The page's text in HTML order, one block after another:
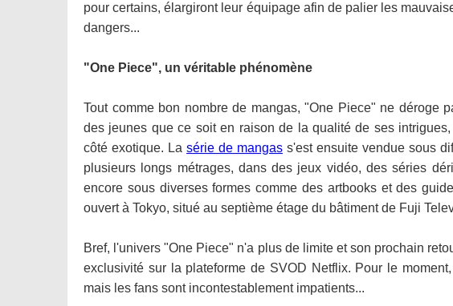
pour certains, élargiront leur équipage afin de palier les
dangers...
"One Piece", un véritable phénomène
Tout comme bon nombre de mangas, "One Piece" ne déroge
des jeunes que ce soit en raison de la qualité de ses
côté exotique. Lasérie de mangas s'est ensuite vendue sous
plusieurs longs métrages, dans des jeux vidéo, des séries
encore sous diverses formes comme des artbooks et des
ouvert à Tokyo, situé au septième étage du bâtiment de Fuji
Bref, l'univers "One Piece" n'a plus de limite et son prochain
exclusivité sur la plateforme de SVOD Netflix. Pour le
mais les fans sont incontestablement impatients...